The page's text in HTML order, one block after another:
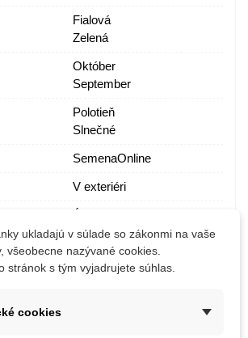
Fialová
Zelená
Október
September
Polotieň
Slnečné
SemenaOnline
V exteriéri
Jeseň
ukladajú v súlade so zákonmi na vaše
všeobecne nazývané cookies.
stránok s tým vyjadrujete súhlas.
cookies